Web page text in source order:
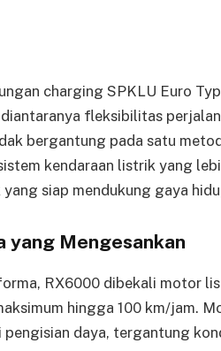
charging SPKLU Euro
fleksibilitas
bergantung pada satu
kendaraan listrik yang
siap mendukung gaya
yang Mengesankan
RX6000 dibekali motor
hingga 100 km/jam.
pengisian daya, tergantung